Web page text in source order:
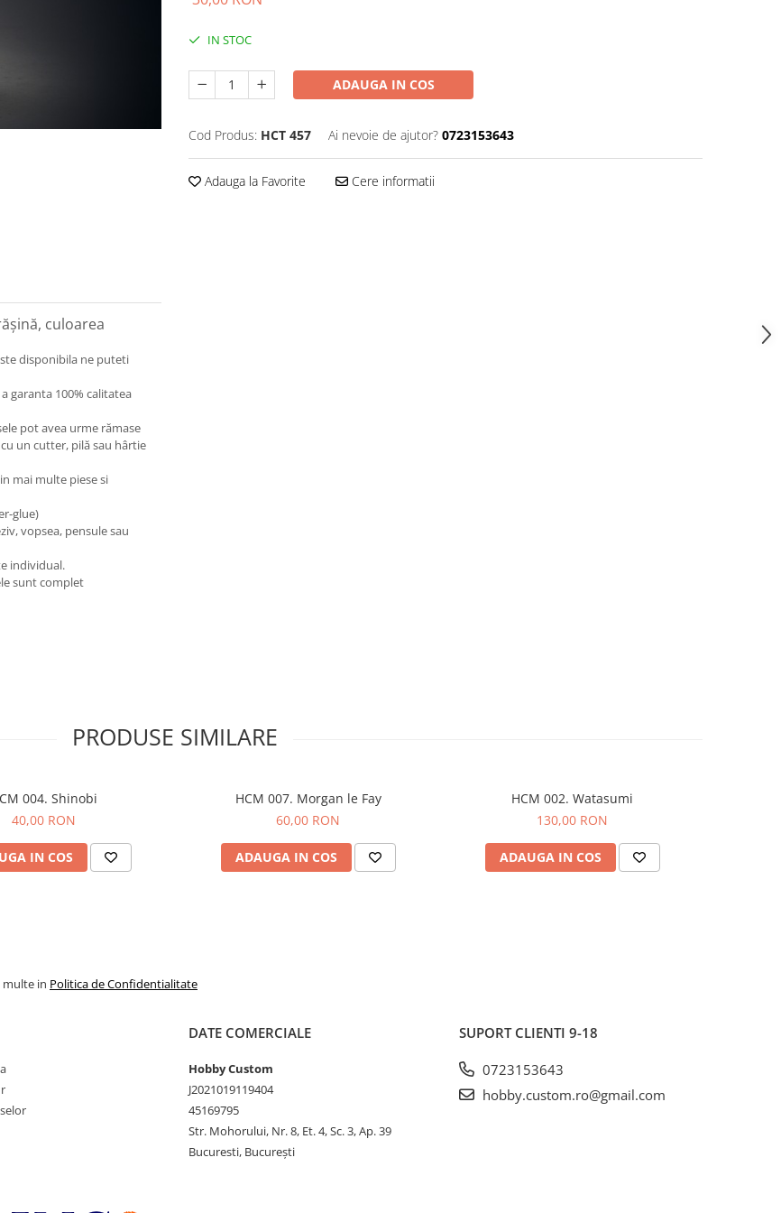
IN STOC
ADAUGA IN COS
Cod Produs: HCT 457 Ai nevoie de ajutor? 0723153643
Adauga la Favorite Cere informatii
culoarea
disponibila ne puteti
garanta 100% calitatea
pot avea urme rămase
un cutter, pilă sau hârtie
mai multe piese si
glue)
vopsea, pensule sau
individual.
sunt complet
PRODUSE SIMILARE
004. Shinobi
40,00 RON
IN COS
HCM 007. Morgan le Fay
60,00 RON
ADAUGA IN COS
HCM 002. Watasumi
130,00 RON
ADAUGA IN COS
multe in Politica de Confidentialitate
DATE COMERCIALE
Hobby Custom
J2021019119404
45169795
Str. Mohorului, Nr. 8, Et. 4, Sc. 3, Ap. 39
Bucuresti, București
SUPORT CLIENTI 9-18
0723153643
hobby.custom.ro@gmail.com